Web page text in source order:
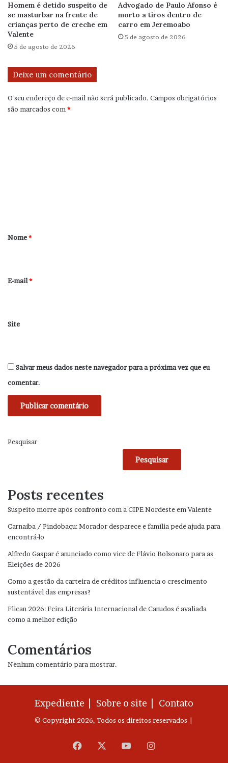
Homem é detido suspeito de
se masturbar na frente de
crianças perto de creche em
Valente
5 de agosto de 2026
Advogado de Paulo Afonso é
morto a tiros dentro de
carro em Jeremoabo
5 de agosto de 2026
Deixe um comentário
O seu endereço de e-mail não será publicado. Campos obrigatórios
são marcados com*
r
*
Nome*
E-mail*
Site
Salvar meus dados neste navegador para a próxima vez que eu
comentar.
Pesquisar
Pesquisar
Posts recentes
Suspeito morre após confronto com a CIPE Nordeste em Valente
Carnaíba / Pindobaçu: Morador desparece e família pede ajuda para
encontrá-lo
Alfredo Gaspar é anunciado como vice de Flávio Bolsonaro para as
Eleições de 2026
Como a gestão da carteira de créditos influencia o crescimento
sustentável das empresas?
Flican 2026: Feira Literária Internacional de Canudos é avaliada
como a melhor edição
Comentários
Nenhum comentário para mostrar.
Expediente | Sobre o site | Contato
© Copyright 2026, Todos os direitos reservados |
Facebook YouTubeInstagram